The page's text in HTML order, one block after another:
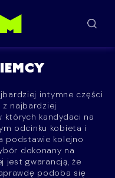
intymne części
z najbardziej
których kandydaci na
odcinku kobieta i
podstawie kolejno
dokonany na
jest gwarancją, że
podoba się